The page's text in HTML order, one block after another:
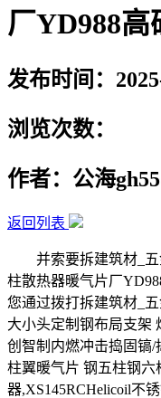
厂YD988
发布时间：
浏览次数：
作者：公海
返回列表
并索要拆建筑材_五
柱散热器暖气片厂
您通过拨打拆建筑材_
大小头定制钢布局支架
创智制内燃冲击捣固镐
柱翼暖气片 钢五柱钢六
器,XS145RCHelicoil不